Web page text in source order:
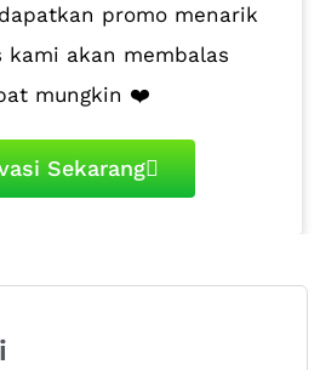
promo menarik
kami akan membalas
mungkin ❤️
Sekarang